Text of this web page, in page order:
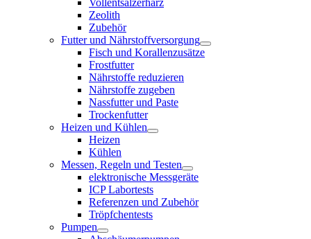
Vollentsalzerharz
Zeolith
Zubehör
Futter und Nährstoffversorgung
Fisch und Korallenzusätze
Frostfutter
Nährstoffe reduzieren
Nährstoffe zugeben
Nassfutter und Paste
Trockenfutter
Heizen und Kühlen
Heizen
Kühlen
Messen, Regeln und Testen
elektronische Messgeräte
ICP Labortests
Referenzen und Zubehör
Tröpfchentests
Pumpen